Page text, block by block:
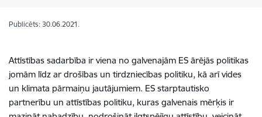
Publicēts: 30.06.2021.
Attīstības sadarbība ir viena no galvenajām ES ārējās politikas
jomām līdz ar drošības un tirdzniecības politiku, kā arī vides
un klimata pārmaiņu jautājumiem. ES starptautisko
partnerību un attīstības politiku, kuras galvenais mērķis ir